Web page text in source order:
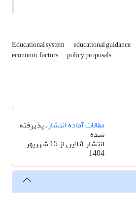
Educational system educational guidance
economic factors policy proposals
مقالات آماده انتشار، پذیرفته
شده
انتشار آنلاین از 15 شهریور
1404